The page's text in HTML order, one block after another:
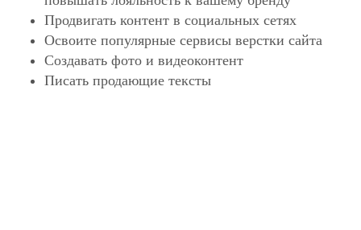
Продвигать контент в социальных сетях
Освоите популярные сервисы верстки сайта
Создавать фото и видеоконтент
Писать продающие тексты